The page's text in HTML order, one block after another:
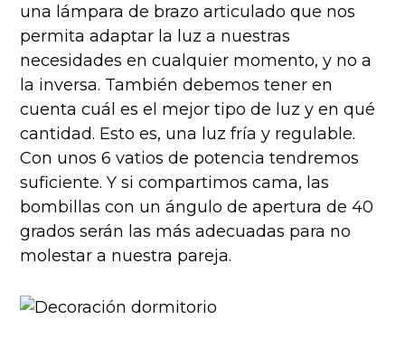
una lámpara de brazo articulado que nos
permita adaptar la luz a nuestras
necesidades en cualquier momento, y no a
la inversa. También debemos tener en
cuenta cuál es el mejor tipo de luz y en qué
cantidad. Esto es, una luz fría y regulable.
Con unos 6 vatios de potencia tendremos
suficiente. Y si compartimos cama, las
bombillas con un ángulo de apertura de 40
grados serán las más adecuadas para no
molestar a nuestra pareja.